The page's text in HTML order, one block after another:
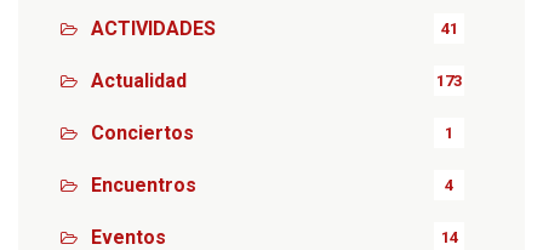
ACTIVIDADES 41
Actualidad 173
Conciertos 1
Encuentros 4
Eventos 14